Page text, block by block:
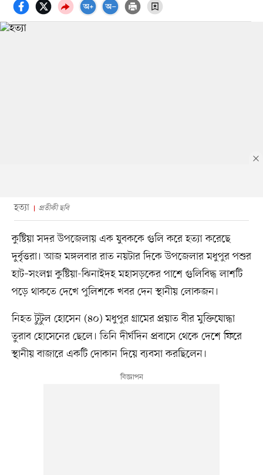
হত্যা প্রতীকী ছবি
কুষ্টিয়া সদর উপজেলায় এক যুবককে গুলি করে হত্যা করেছে
দুর্বৃত্তরা। আজ মঙ্গলবার রাত নয়টার দিকে উপজেলার মধুপুর পশুর
হাট–সংলগ্ন কুষ্টিয়া-ঝিনাইদহ মহাসড়কের পাশে গুলিবিদ্ধ লাশটি
পড়ে থাকতে দেখে পুলিশকে খবর দেন স্থানীয় লোকজন।
নিহত টুটুল হোসেন (৪০) মধুপুর গ্রামের প্রয়াত বীর মুক্তিযোদ্ধা
তুরাব হোসেনের ছেলে। তিনি দীর্ঘদিন প্রবাসে থেকে দেশে ফিরে
স্থানীয় বাজারে একটি দোকান দিয়ে ব্যবসা করছিলেন।